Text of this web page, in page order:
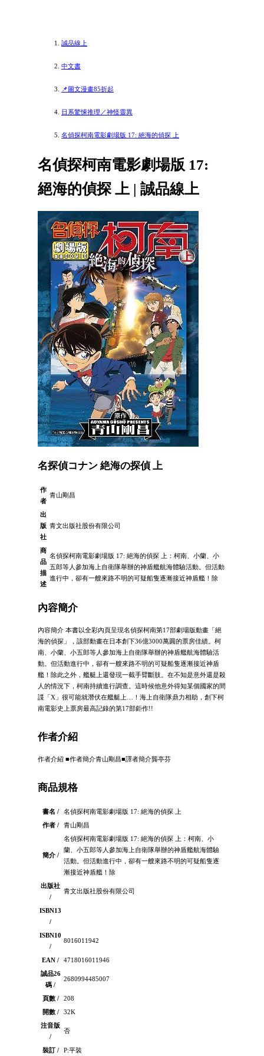
誠品線上
中文書
📌圖文漫畫85折起
日系驚悚推理／神怪靈異
名偵探柯南電影劇場版 17: 絕海的偵探 上
名偵探柯南電影劇場版 17:
絕海的偵探 上 | 誠品線上
名探偵コナン 絶海の探偵 上
作
者
青山剛昌
出
版
社
青文出版社股份有限公司
商
品
描
述
名偵探柯南電影劇場版 17: 絕海的偵探 上：柯南、小蘭、小
五郎等人參加海上自衛隊舉辦的神盾艦航海體驗活動。但活動
進行中，卻有一艘來路不明的可疑船隻逐漸接近神盾艦！除
內容簡介
內容簡介 本書以全彩內頁呈現名偵探柯南第17部劇場版動畫「絕
海的偵探」，該部動畫在日本創下36億3000萬圓的票房佳績。柯
南、小蘭、小五郎等人參加海上自衛隊舉辦的神盾艦航海體驗活
動。但活動進行中，卻有一艘來路不明的可疑船隻逐漸接近神盾
艦！除此之外，艦艇上還發現一截手臂斷肢。在不知是意外還是殺
人的情況下，柯南持續進行調查。這時候他意外得知某個國家的間
諜「X」很可能就潛伏在艦艇上…！海上自衛隊鼎力相助，創下柯
南電影史上票房最高記錄的第17部鉅作!!
作者介紹
作者介紹 ■作者簡介青山剛昌■譯者簡介龔亭芬
商品規格
書名 /
名偵探柯南電影劇場版 17: 絕海的偵探 上
作者 /
青山剛昌
簡介 /
名偵探柯南電影劇場版 17: 絕海的偵探 上：柯南、小
蘭、小五郎等人參加海上自衛隊舉辦的神盾艦航海體驗
活動。但活動進行中，卻有一艘來路不明的可疑船隻逐
漸接近神盾艦！除
出版社
/
青文出版社股份有限公司
ISBN13
/
ISBN10
/
8016011942
EAN /
4718016011946
誠品26
碼 /
2680994485007
頁數 /
208
開數 /
32K
注音版
/
否
裝訂 / P:平裝